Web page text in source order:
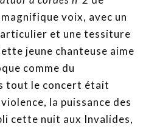
voix, avec un
et une tessiture
jeune chanteuse aime
comme du
tout le concert était
la puissance des
cette nuit aux Invalides,